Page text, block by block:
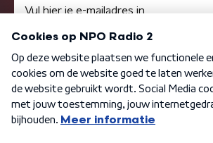
Algemene voorwaarden